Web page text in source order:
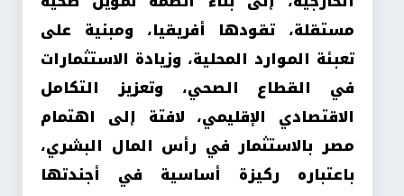
مستقلة، تقودها أفريقيا، ومبنية على
تعبئة الموارد المحلية، وزيادة الاستثمارات
في القطاع الصحي، وتعزيز التكامل
الاقتصادي الإقليمي، لافتة إلى اهتمام
مصر بالاستثمار في رأس المال البشري،
باعتباره ركيزة أساسية في أجندتها